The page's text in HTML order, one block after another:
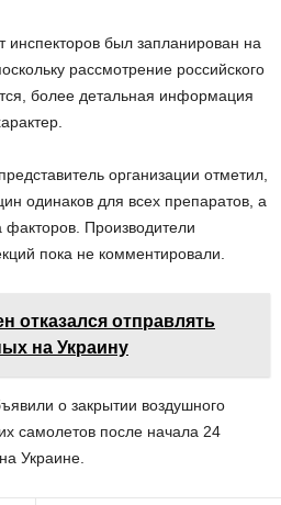
инспекторов был запланирован на
рассмотрение российского
более детальная информация
организации отметил,
одинаков для всех препаратов, а
факторов. Производители
пока не комментировали.
отказался отправлять
на Украину
о закрытии воздушного
самолетов после начала 24
Украине.